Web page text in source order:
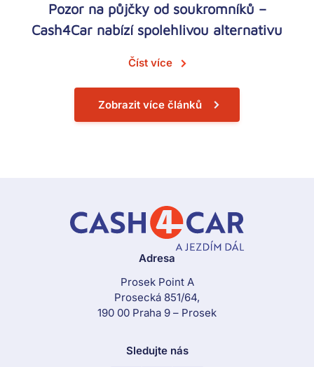
Pozor na půjčky od soukromníků –
Cash4Car nabízí spolehlivou alternativu
Číst více
Zobrazit více článků
Adresa
Prosek Point A
Prosecká 851/64,
190 00 Praha 9 – Prosek
Sledujte nás